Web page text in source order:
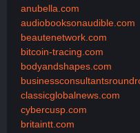
anubella.com
audiobooksonaudible.com
beautenetwork.com
bitcoin-tracing.com
bodyandshapes.com
classicglobalnews.com
cybercusp.com
britaintt.com